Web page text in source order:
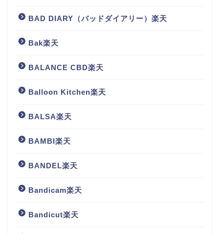
BAD DIARY（バッドダイアリー）楽天
Bak楽天
BALANCE CBD楽天
Balloon Kitchen楽天
BALSA楽天
BAMBI楽天
BANDEL楽天
Bandicam楽天
Bandicut楽天